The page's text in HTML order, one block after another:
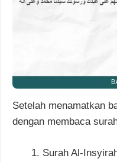
Setelah menamatkan
dengan membaca
Surah Al-